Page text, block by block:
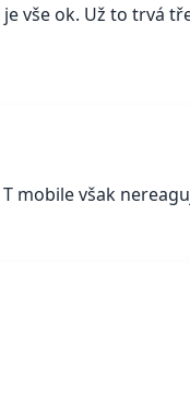
vše ok. Už to trvá
mobile však